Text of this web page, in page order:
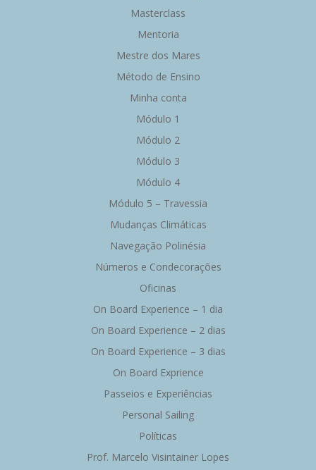
Masterclass
Mentoria
Mestre dos Mares
Método de Ensino
Minha conta
Módulo 1
Módulo 2
Módulo 3
Módulo 4
Módulo 5 – Travessia
Mudanças Climáticas
Navegação Polinésia
Números e Condecorações
Oficinas
On Board Experience – 1 dia
On Board Experience – 2 dias
On Board Experience – 3 dias
On Board Exprience
Passeios e Experiências
Personal Sailing
Políticas
Prof. Marcelo Visintainer Lopes